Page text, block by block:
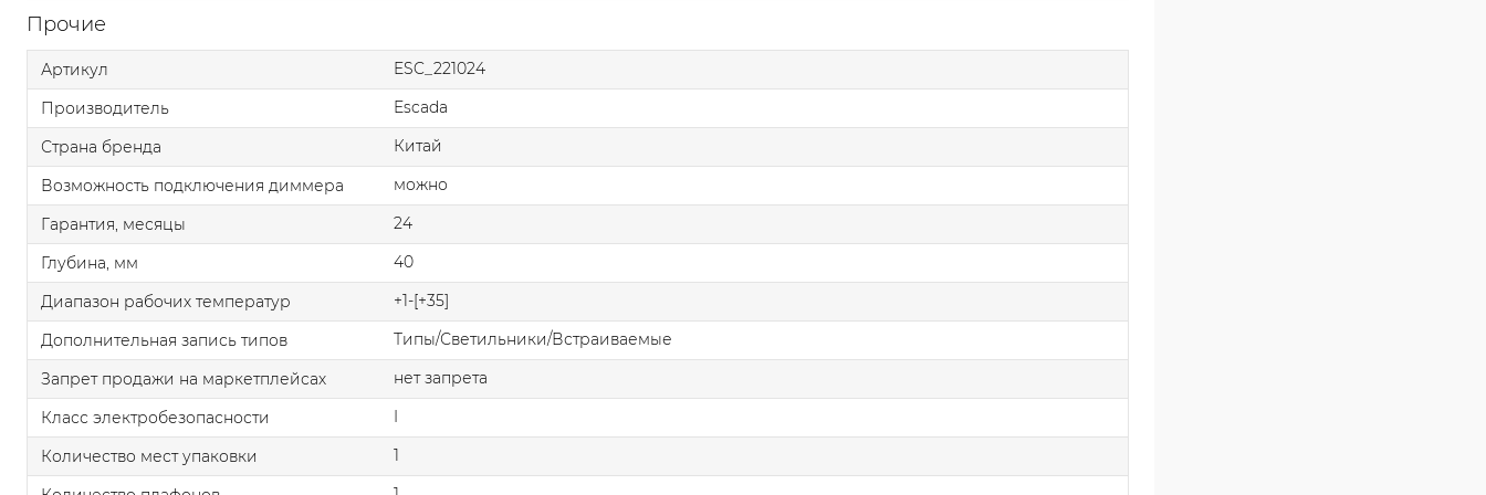
Прочие
Артикул
ESC_221024
Производитель
Escada
Страна бренда
Китай
Возможность подключения диммера
можно
Гарантия, месяцы
24
Глубина, мм
40
Диапазон рабочих температур
+1-[+35]
Дополнительная запись типов
Типы/Светильники/Встраиваемые
Запрет продажи на маркетплейсах
нет запрета
Класс электробезопасности
I
Количество мест упаковки
1